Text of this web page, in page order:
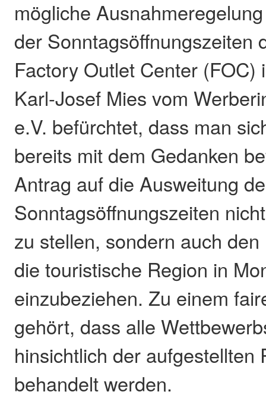
mögliche
der Sonntagsöffnungszeiten
Factory Outlet Center (FOC)
Karl-Josef Mies vom
e.V. befürchtet, dass man
bereits mit dem Gedanken
Antrag auf die Ausweitung
Sonntagsöffnungszeiten
zu stellen, sondern auch
die touristische Region in
einzubeziehen. Zu einem
gehört, dass alle
hinsichtlich der aufgestellten
behandelt werden.